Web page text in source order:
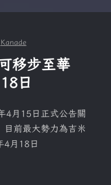
Kanade
移步至華
日
4月15日正式公告關
目前最大勢力為吉米
4月18日